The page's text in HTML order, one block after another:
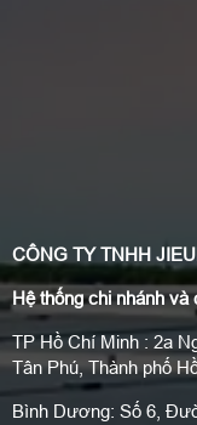
CÔNG TY TNHH
Hệ thống chi nhánh và
TP Hồ Chí Minh : 2a
Tân Phú, Thành phố
Bình Dương: Số 6,